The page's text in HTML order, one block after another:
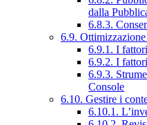
dalla
6.8.3.
6.9.
6.9.1. I fattori
6.9.2. I fattori
6.9.3.
Console
6.10. Gestire i
6.10.1.